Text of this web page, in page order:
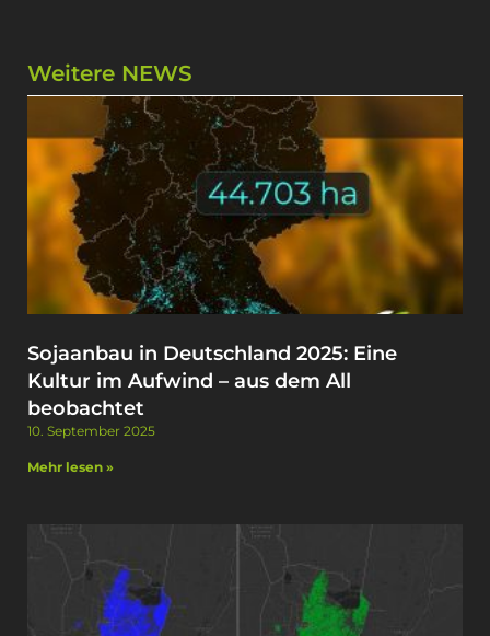
Weitere NEWS
Sojaanbau in Deutschland 2025: Eine
Kultur im Aufwind – aus dem All
beobachtet
10. September 2025
Mehr lesen »